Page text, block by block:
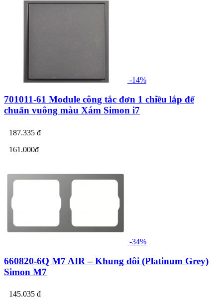
-14%
701011-61 Module công tắc đơn 1 chiều lắp đế
chuẩn vuông màu Xám Simon i7
187.335 đ
161.000đ
-34%
660820-6Q M7 AIR – Khung đôi (Platinum Grey)
Simon M7
145.035 đ